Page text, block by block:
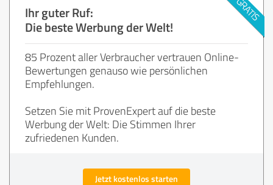
Ihr guter Ruf:
Die beste Werbung der Welt!
85 Prozent aller Verbraucher vertrauen Online-
Bewertungen genauso wie persönlichen
Empfehlungen.
Setzen Sie mit ProvenExpert auf die beste
Werbung der Welt: Die Stimmen Ihrer
zufriedenen Kunden.
Jetzt kostenlos starten